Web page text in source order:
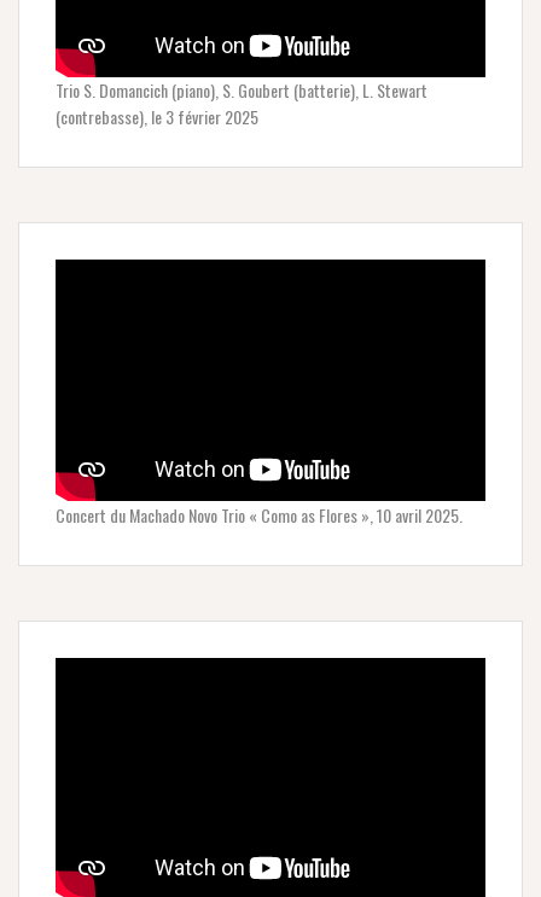
Trio S. Domancich (piano), S. Goubert (batterie), L. Stewart
(contrebasse), le 3 février 2025
Concert du Machado Novo Trio « Como as Flores », 10 avril 2025.